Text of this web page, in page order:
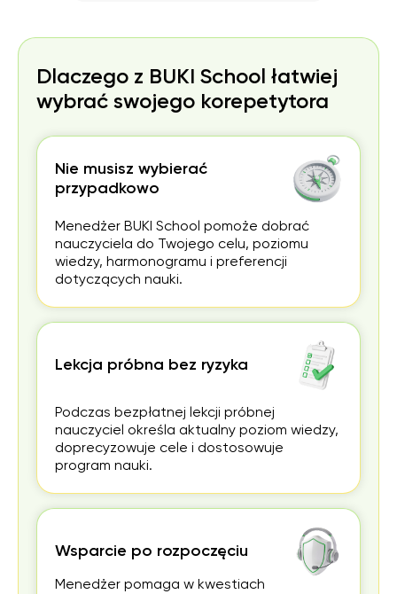
Dlaczego z BUKI School łatwiej
wybrać swojego korepetytora
Nie musisz wybierać
przypadkowo
Menedżer BUKI School pomoże dobrać
nauczyciela do Twojego celu, poziomu
wiedzy, harmonogramu i preferencji
dotyczących nauki.
Lekcja próbna bez ryzyka
Podczas bezpłatnej lekcji próbnej
nauczyciel określa aktualny poziom wiedzy,
doprecyzowuje cele i dostosowuje
program nauki.
Wsparcie po rozpoczęciu
Menedżer pomaga w kwestiach